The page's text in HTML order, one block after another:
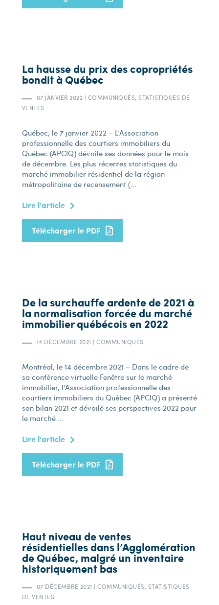
La hausse du prix des copropriétés
bondit à Québec
07 JANVIER 2022 | COMMUNIQUÉS, STATISTIQUES DE
VENTES
Québec, le 7 janvier 2022 – L’Association
professionnelle des courtiers immobiliers du
Québec (APCIQ) dévoile ses données pour le mois
de décembre. Les plus récentes statistiques du
marché immobilier résidentiel de la région
métropolitaine de recensement (...
Lire l'article
Télécharger le PDF
De la surchauffe ardente de 2021 à
la normalisation forcée du marché
immobilier québécois en 2022
14 DÉCEMBRE 2021 | COMMUNIQUÉS
Montréal, le 14 décembre 2021 – Dans le cadre de
sa conférence virtuelle Fenêtre sur le marché
immobilier, l’Association professionnelle des
courtiers immobiliers du Québec (APCIQ) a présenté
son bilan 2021 et dévoilé ses perspectives 2022 pour
le marché ...
Lire l'article
Télécharger le PDF
Haut niveau de ventes
résidentielles dans l’Agglomération
de Québec, malgré un inventaire
historiquement bas
07 DÉCEMBRE 2021 | COMMUNIQUÉS, STATISTIQUES
DE VENTES